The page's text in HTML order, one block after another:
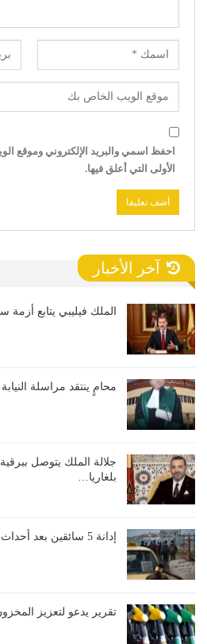
احفظ اسمي والبريد الإلكتروني وموقع
الأولى التي أعلق فيها.
آخر الأخبار
الملك فيليبي يتابع أزمة
محامٍ ينتقد مراسلة
جلالة الملك يتوصل
بلغاريا…
إدانة 5 سائقين بعد أحداث الهجرة الجماعية
تقرير يدعو لتعزيز